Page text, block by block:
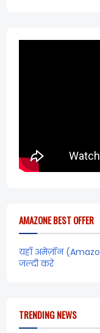
AMAZONE BEST OFFER
यहाँ अमेज़ॉन
जल्दी करें
TRENDING NEWS